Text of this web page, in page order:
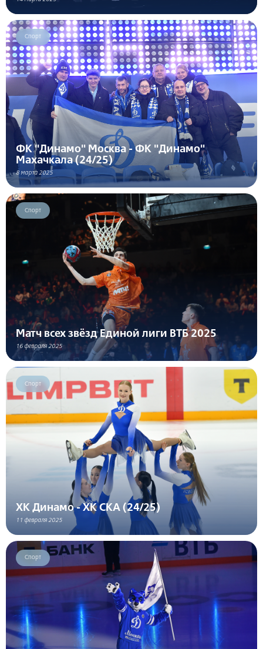
Спорт
ФК "Динамо" Москва - ФК "Динамо"
Махачкала (24/25)
8 марта 2025
Спорт
Матч всех звёзд Единой лиги ВТБ 2025
16 февраля 2025
Спорт
ХК Динамо - ХК СКА (24/25)
11 февраля 2025
Спорт